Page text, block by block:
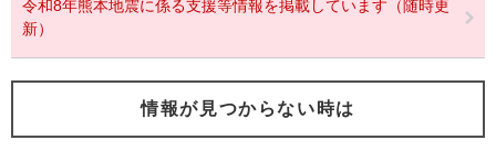
令和8年熊本地震に係る支援等情報を掲載しています（随時更
新）
情報が見つからない時は